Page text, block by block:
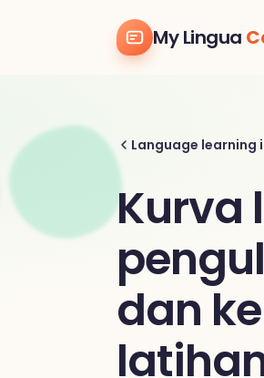
My Lingua
Language learning
Kurva
dan